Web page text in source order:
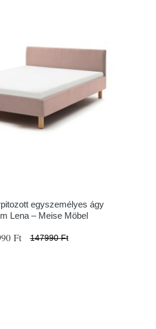
egyszemélyes ágy
Lena – Meise Möbel
Ft 147990 Ft